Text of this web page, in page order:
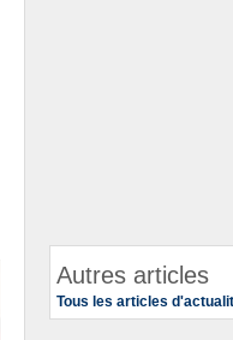
Autres articles
Tous les articles